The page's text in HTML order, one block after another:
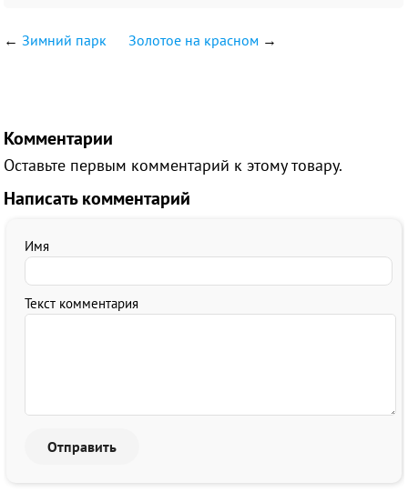
←Зимний парк Золотое на красном →
Комментарии
Оставьте первым комментарий к этому товару.
Написать комментарий
Имя
Текст комментария